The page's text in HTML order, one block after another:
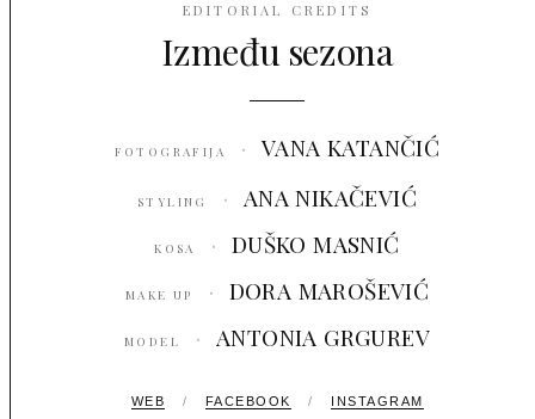
EDITORIAL CREDITS
Između sezona
FOTOGRAFIJA · VANA KATANČIĆ
STYLING · ANA NIKAČEVIĆ
KOSA · DUŠKO MASNIĆ
MAKE UP · DORA MAROŠEVIĆ
MODEL · ANTONIA GRGUREV
WEB / FACEBOOK / INSTAGRAM